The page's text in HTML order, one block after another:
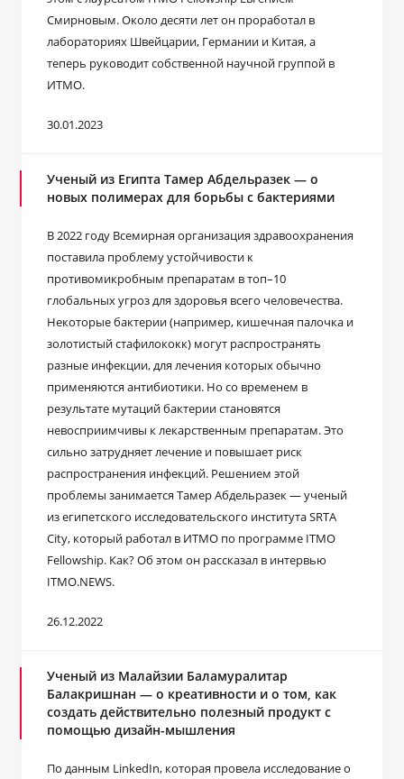
Смирновым. Около десяти лет он проработал в
лабораториях Швейцарии, Германии и Китая, а
теперь руководит собственной научной группой в
ИТМО.
30.01.2023
Ученый из Египта Тамер Абдельразек ― о
новых полимерах для борьбы с бактериями
В 2022 году Всемирная организация здравоохранения
поставила проблему устойчивости к
противомикробным препаратам в топ–10
глобальных угроз для здоровья всего человечества.
Некоторые бактерии (например, кишечная палочка и
золотистый стафилококк) могут распространять
разные инфекции, для лечения которых обычно
применяются антибиотики. Но со временем в
результате мутаций бактерии становятся
невосприимчивы к лекарственным препаратам. Это
сильно затрудняет лечение и повышает риск
распространения инфекций. Решением этой
проблемы занимается Тамер Абдельразек — ученый
из египетского исследовательского института SRTA
City, который работал в ИТМО по программе ITMO
Fellowship. Как? Об этом он рассказал в интервью
ITMO.NEWS.
26.12.2022
Ученый из Малайзии Баламуралитар
Балакришнан ― о креативности и о том, как
создать действительно полезный продукт с
помощью дизайн-мышления
По данным LinkedIn, которая провела исследование о